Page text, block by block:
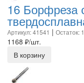
16 Борфреза
Артикул: 41541 | Остаток:
1168 ₽/шт.
В корзину